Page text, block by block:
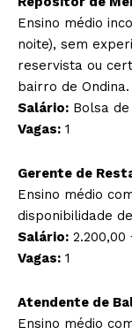
Ensino médio
noite), sem
reservista ou
bairro de Ondina.
Salário: Bolsa
Vagas: 1
Gerente de
Ensino médio
disponibilidade
Salário: 2.200,00
Vagas: 1
Atendente de
Ensino médio